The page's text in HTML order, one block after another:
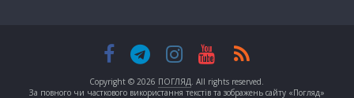
Copyright © 2026 ПОГЛЯД. All rights reserved.
За повного чи часткового використання текстів та зображень сайту «Погляд»